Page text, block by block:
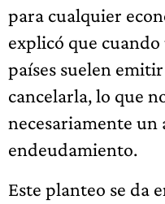
para cualquier
explicó que
países suelen
cancelarla, lo que
necesariamente un
endeudamiento.
Este planteo se da